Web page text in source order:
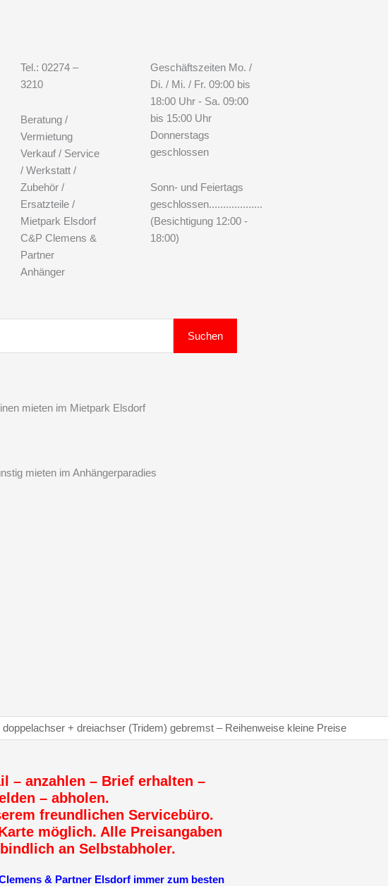
Tel.: 02274 –
3210
Beratung /
Vermietung
Verkauf / Service
/ Werkstatt /
Zubehör /
Ersatzteile /
Mietpark Elsdorf
C&P Clemens &
Partner
Anhänger
Geschäftszeiten Mo. /
Di. / Mi. / Fr. 09:00 bis
18:00 Uhr - Sa. 09:00
bis 15:00 Uhr
Donnerstags
geschlossen
Sonn- und Feiertags
geschlossen...................
(Besichtigung 12:00 -
18:00)
Suchen
mieten im Mietpark Elsdorf
mieten im Anhängerparadies
– anzahlen – Brief erhalten –
– abholen.
freundlichen Servicebüro.
möglich. Alle Preisangaben
an Selbstabholer.
& Partner Elsdorf immer zum besten